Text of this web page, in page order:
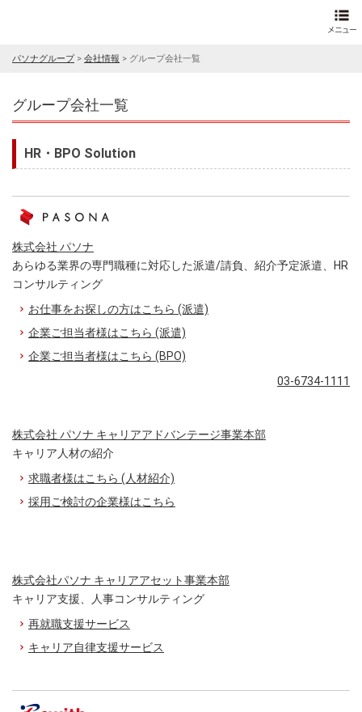
パソナグループ> 会社情報 > グループ会社一覧
グループ会社一覧
HR・BPO Solution
株式会社 パソナ
あらゆる業界の専門職種に対応した派遣/請負、紹介予定派遣、HR
コンサルティング
お仕事をお探しの方はこちら (派遣)
企業ご担当者様はこちら (派遣)
企業ご担当者様はこちら (BPO)
03-6734-1111
株式会社 パソナ キャリアアドバンテージ事業本部
キャリア人材の紹介
求職者様はこちら (人材紹介)
採用ご検討の企業様はこちら
株式会社パソナ キャリアアセット事業本部
キャリア支援、人事コンサルティング
再就職支援サービス
キャリア自律支援サービス